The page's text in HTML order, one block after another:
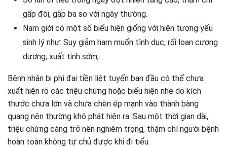
gấp đôi, gấp ba so với ngày thường.
Nam giới có một số biểu hiện giống với hiện tượng yếu
sinh lý như: Suy giảm ham muốn tình dục, rối loạn cương
dương, xuất tinh sớm,...
Bệnh nhân bị phì đại tiền liệt tuyến ban đầu có thể chưa
xuất hiện rõ các triệu chứng hoặc biểu hiện nhẹ do kích
thước chưa lớn và chưa chèn ép mạnh vào thành bàng
quang nên thường khó phát hiện ra. Sau một thời gian dài,
triệu chứng càng trở nên nghiêm trọng, thậm chí người bệnh
hoàn toàn không tự chủ được khi đi tiểu.